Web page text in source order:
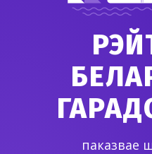
паказвае